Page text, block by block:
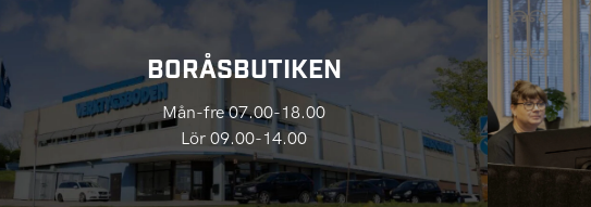
BORÅSBUTIKEN
Mån-fre 07.00-18.00
Lör 09.00-14.00